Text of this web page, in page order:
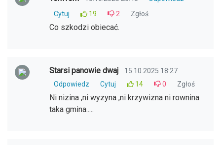
Cytuj
19 2 Zgłoś
Co szkodzi obiecać.
Starsi panowie dwaj
15.10.2025 18:27
Odpowiedz
Cytuj 14 0 Zgłoś
Ni nizina ,ni wyzyna ,ni krzywizna ni rownina
taka gmina.....